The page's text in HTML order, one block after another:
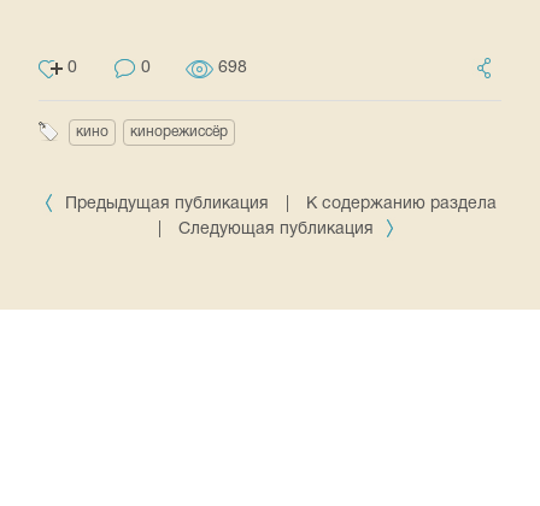
0 0 698
кино кинорежиссёр
Предыдущая публикация
К содержанию раздела
Следующая публикация